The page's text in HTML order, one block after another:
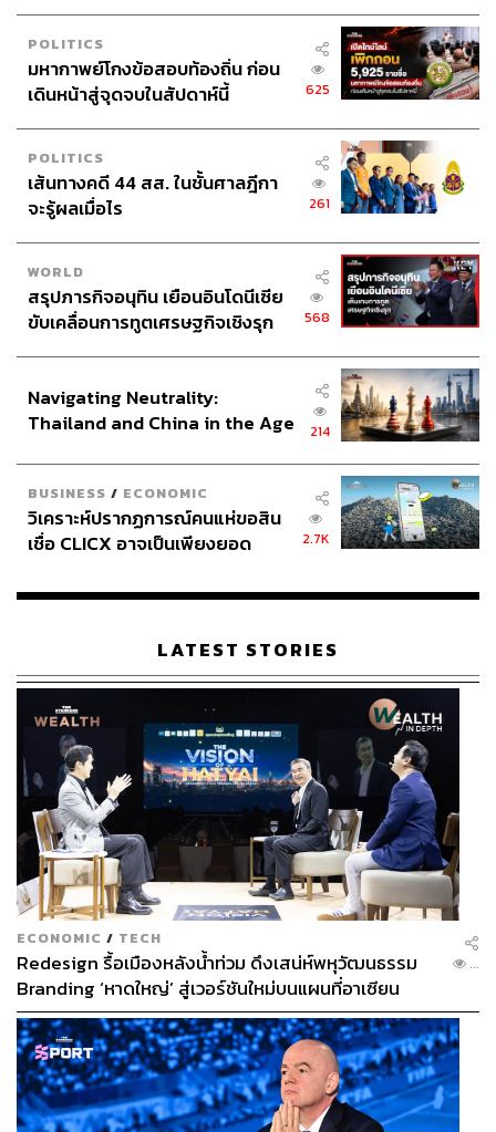
POLITICS
มหากาพย์โกงข้อสอบท้องถิ่น ก่อน
เดินหน้าสู่จุดจบในสัปดาห์นี้
625
POLITICS
เส้นทางคดี 44 สส. ในชั้นศาลฎีกา
จะรู้ผลเมื่อไร
261
WORLD
สรุปภารกิจอนุทิน เยือนอินโดนีเซีย
ขับเคลื่อนการทูตเศรษฐกิจเชิงรุก
568
Navigating Neutrality:
Thailand and China in the Age
214
BUSINESS / ECONOMIC
วิเคราะห์ปรากฏการณ์คนแห่ขอสิน
เชื่อ CLICX อาจเป็นเพียงยอด
เรือนไทยที่ถูกซุกไว้
2.7K
LATEST STORIES
ECONOMIC / TECH
Redesign รื้อเมืองหลังน้ำท่วม ดึงเสน่ห์พหุวัฒนธรรม
Branding ‘หาดใหญ่’ สู่เวอร์ชันใหม่บนแผนที่อาเซียน
...